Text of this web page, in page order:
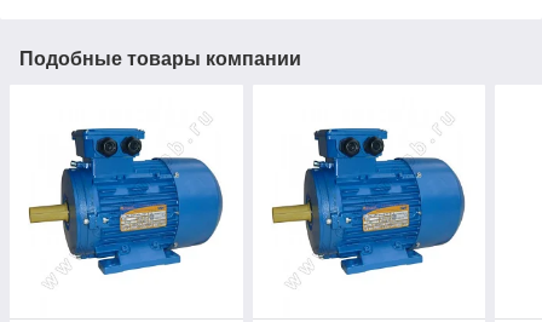
Подобные товары компании